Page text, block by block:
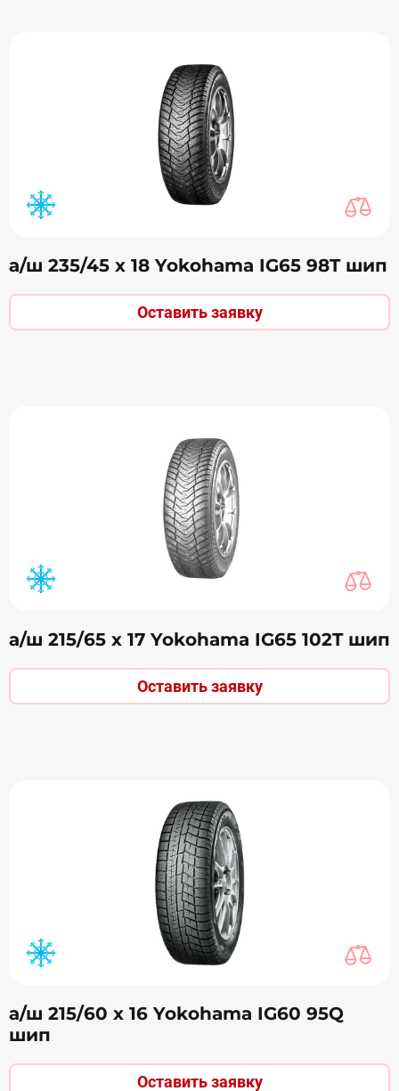
а/ш 235/45 х 18 Yokohama IG65 98T шип
Оставить заявку
а/ш 215/65 х 17 Yokohama IG65 102T шип
Оставить заявку
а/ш 215/60 х 16 Yokohama IG60 95Q
шип
Оставить заявку